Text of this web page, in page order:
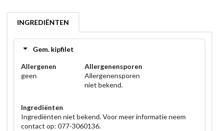
INGREDIËNTEN
Gem. kipfilet
Allergenen
geen
Allergenensporen
Allergenensporen
niet bekend.
Ingrediënten
Ingrediënten niet bekend. Voor meer informatie neem
contact op: 077-3060136.